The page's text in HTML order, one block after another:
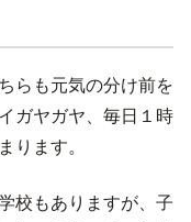
らも元気の分け前を
ガヤガヤ、毎日１時
ります。
校もありますが、子